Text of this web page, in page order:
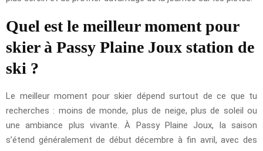
Quel est le meilleur moment pour
skier à Passy Plaine Joux station de
ski ?
Le meilleur moment pour skier dépend surtout de ce que tu
recherches : moins de monde, plus de neige, plus de soleil ou
une ambiance plus vivante. À Passy Plaine Joux, la saison
s’étend généralement de début décembre à fin avril, avec des